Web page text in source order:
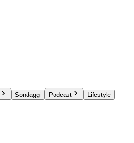
Sondaggi Podcast
Lifestyle